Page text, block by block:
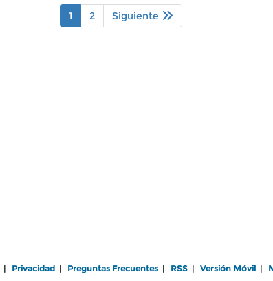
1 2 Siguiente
Privacidad Preguntas Frecuentes RSS Versión Móvil